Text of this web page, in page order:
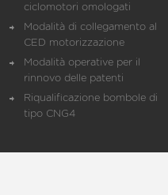
ciclomotori omologati
Modalità di collegamento al
CED motorizzazione
Modalità operative per il
rinnovo delle patenti
Riqualificazione bombole di
tipo CNG4